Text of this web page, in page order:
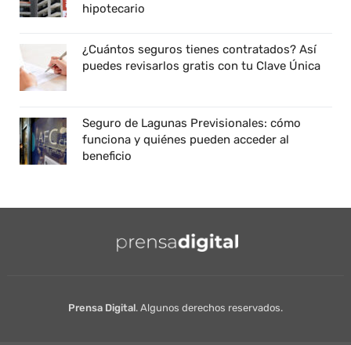
hipotecario
¿Cuántos seguros tienes contratados? Así
puedes revisarlos gratis con tu Clave Única
Seguro de Lagunas Previsionales: cómo
funciona y quiénes pueden acceder al
beneficio
Prensa Digital. Algunos derechos reservados.